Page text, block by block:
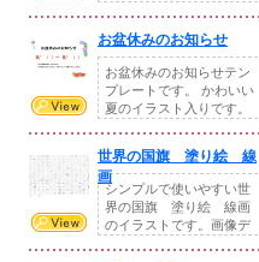
お盆休みのお知らせ
お盆休みのお知らせテン
プレートです。 かわいい
夏のイラスト入りです。
世界の国旗 塗り絵 線
画
シンプルで使いやすい世
界の国旗 塗り絵 線画
のイラストです。画像デ